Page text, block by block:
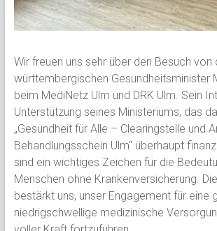
Wir freuen uns sehr über den Besuch von
württembergischen Gesundheitsminister
beim MediNetz Ulm und DRK Ulm. Sein
Unterstützung seines Ministeriums, das
„Gesundheit für Alle – Clearingstelle und
Behandlungsschein Ulm“ überhaupt
sind ein wichtiges Zeichen für die
Menschen ohne Krankenversicherung.
bestärkt uns, unser Engagement für eine
niedrigschwellige medizinische